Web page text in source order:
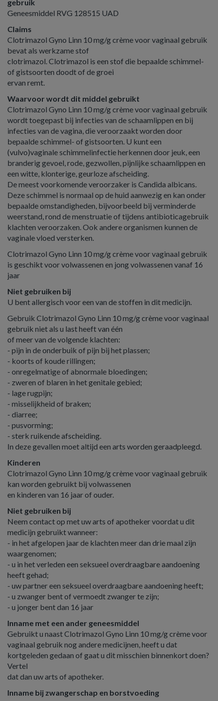
gebruik
Geneesmiddel RVG 128515 UAD
Claims
Clotrimazol Gyno Linn 10 mg/g crème voor vaginaal gebruik
bevat als werkzame stof
clotrimazol. Clotrimazol is een stof die bepaalde schimmel-
of gistsoorten doodt of de groei
ervan remt.
Waarvoor wordt dit middel gebruikt
Clotrimazol Gyno Linn 10 mg/g crème voor vaginaal gebruik
wordt toegepast bij infecties van de schaamlippen en bij
infecties van de vagina, die veroorzaakt worden door
bepaalde schimmel- of gistsoorten. U kunt een
(vulvo)vaginale schimmelinfectie herkennen door jeuk, een
branderig gevoel, rode, gezwollen, pijnlijke schaamlippen en
een witte, klonterige, geurloze afscheiding.
De meest voorkomende veroorzaker is Candida albicans.
Deze schimmel is normaal op de huid aanwezig en kan onder
bepaalde omstandigheden, bijvoorbeeld bij verminderde
weerstand, rond de menstruatie of tijdens antibioticagebruik
klachten veroorzaken. Ook andere organismen kunnen de
vaginale vloed versterken.
Clotrimazol Gyno Linn 10 mg/g crème voor vaginaal gebruik
is geschikt voor volwassenen en jong volwassenen vanaf 16
jaar
Niet gebruiken bij
U bent allergisch voor een van de stoffen in dit medicijn.
Gebruik Clotrimazol Gyno Linn 10 mg/g crème voor vaginaal
gebruik niet als u last heeft van één
of meer van de volgende klachten:
- pijn in de onderbuik of pijn bij het plassen;
- koorts of koude rillingen;
- onregelmatige of abnormale bloedingen;
- zweren of blaren in het genitale gebied;
- lage rugpijn;
- misselijkheid of braken;
- diarree;
- pusvorming;
- sterk ruikende afscheiding.
In deze gevallen moet altijd een arts worden geraadpleegd.
Kinderen
Clotrimazol Gyno Linn 10 mg/g crème voor vaginaal gebruik
kan worden gebruikt bij volwassenen
en kinderen van 16 jaar of ouder.
Niet gebruiken bij
Neem contact op met uw arts of apotheker voordat u dit
medicijn gebruikt wanneer:
- in het afgelopen jaar de klachten meer dan drie maal zijn
waargenomen;
- u in het verleden een seksueel overdraagbare aandoening
heeft gehad;
- uw partner een seksueel overdraagbare aandoening heeft;
- u zwanger bent of vermoedt zwanger te zijn;
- u jonger bent dan 16 jaar
Inname met een ander geneesmiddel
Gebruikt u naast Clotrimazol Gyno Linn 10 mg/g crème voor
vaginaal gebruik nog andere medicijnen, heeft u dat
kortgeleden gedaan of gaat u dit misschien binnenkort doen?
Vertel
dat dan uw arts of apotheker.
Inname bij zwangerschap en borstvoeding